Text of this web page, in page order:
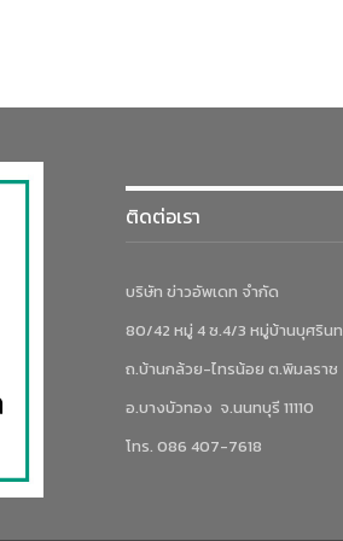
ติดต่อเรา
บริษัท ข่าวอัพเดท จำกัด
80/42 หมู่ 4 ซ.4/3 หมู่บ้านบุศริน
ถ.บ้านกล้วย-ไทรน้อย ต.พิมลราช
อ.บางบัวทอง จ.นนทบุรี 11110
โทร. 086 407-7618